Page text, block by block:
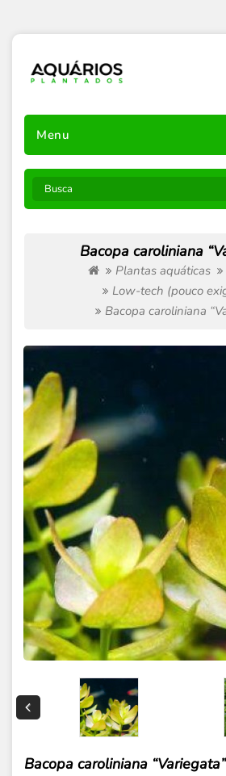
Menu
Bacopa caroliniana
Plantas aquáticas
Low-tech (pouco
Bacopa caroliniana
Bacopa caroliniana “Variegata”